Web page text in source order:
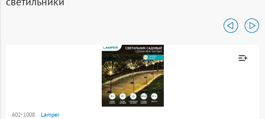
Товар добавлен к
сравнению
602-1008 Lamper